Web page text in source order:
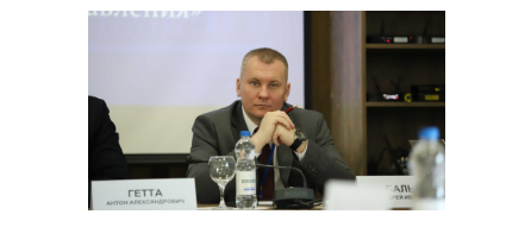
В Белгородской области при
новых атаках ВСУ пострадали
еще четыре человека
Александр Лукашенко о
работе Белкоопсоюза: «Если это
так, это жуть»